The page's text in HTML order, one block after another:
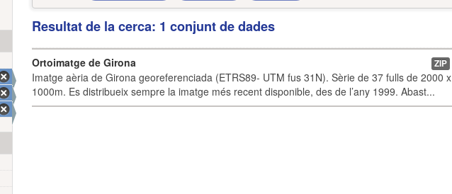
Resultat de la cerca: 1 conjunt de dades
Ortoimatge de Girona
Imatge aèria de Girona georeferenciada (ETRS89- UTM fus 31N). Sèrie de 37 fulls de 2000 x
1000m. Es distribueix sempre la imatge més recent disponible, des de l’any 1999. Abast...
ZIP